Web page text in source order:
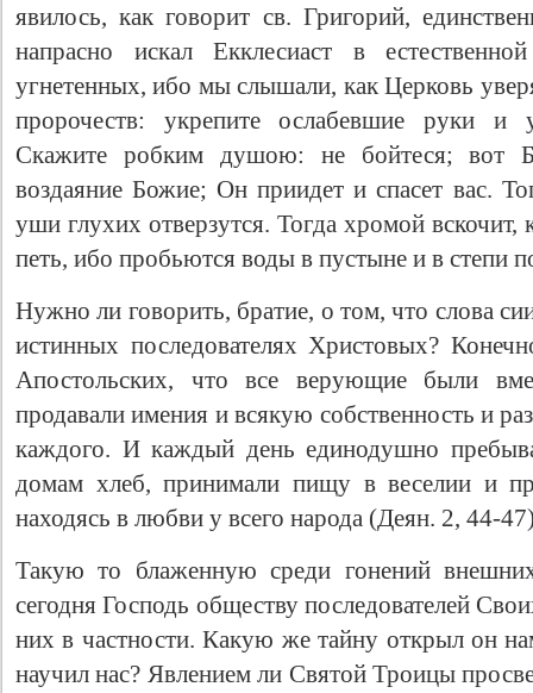
явилось, как говорит св. Григорий,
напрасно искал Екклесиаст в
угнетенных, ибо мы слышали, как Церковь
пророчеств: укрепите ослабевшие руки и
Скажите робким душою: не бойтеся; вот
воздаяние Божие; Он приидет и спасет вас.
уши глухих отверзутся. Тогда хромой вскочит,
петь, ибо пробьются воды в пустыне и в степи
Нужно ли говорить, бpaтие, о том, что слова
истинных последователях Христовых?
Апостольских, что все верующие были
продавали имения и всякую собственность и
каждого. И каждый день единодушно
домам хлеб, принимали пищу в веселии и
находясь в любви у всего народа (Деян. 2, 44-
Такую то блаженную среди гонений
сегодня Господь обществу последователей
них в частности. Какую же тайну открыл он
научил нас? Явлением ли Святой Троицы